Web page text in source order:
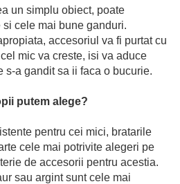
un simplu obiect, poate
cele mai bune ganduri.
accesoriul va fi purtat cu
mic va creste, isi va aduce
s-a gandit sa ii faca o bucurie.
putem alege?
pentru cei mici, bratarile
cele mai potrivite alegeri pe
de accesorii pentru acestia.
sau argint sunt cele mai